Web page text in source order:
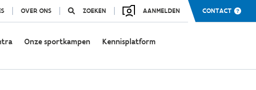
OVER ONS ZOEKEN AANMELDEN CONTACT
Onze sportkampen Kennisplatform